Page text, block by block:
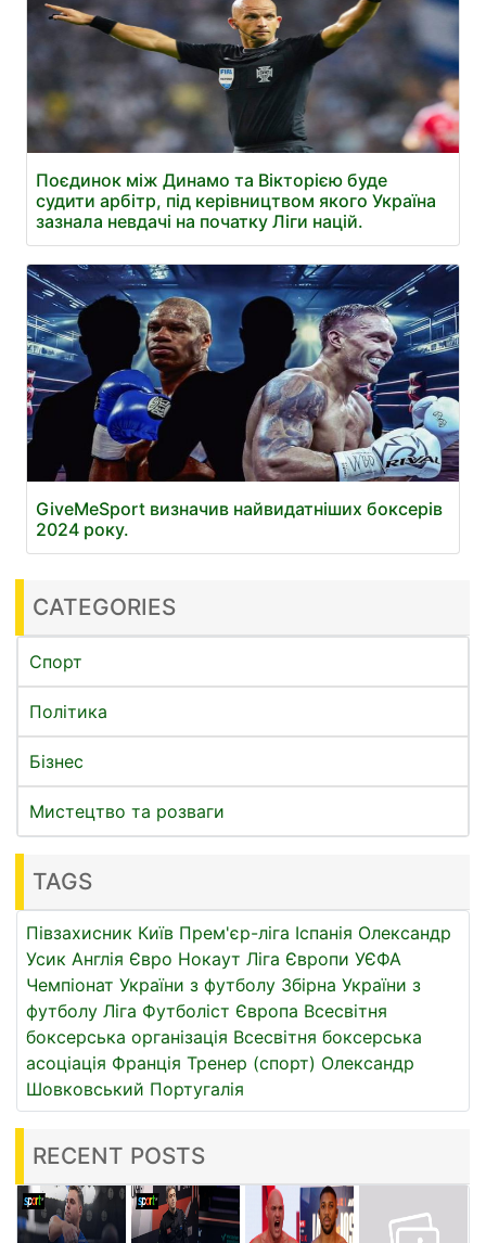
Поєдинок між Динамо та Вікторією буде
судити арбітр, під керівництвом якого Україна
зазнала невдачі на початку Ліги націй.
GiveMeSport визначив найвидатніших боксерів
2024 року.
CATEGORIES
Спорт
Політика
Бізнес
Мистецтво та розваги
TAGS
Півзахисник Київ Прем'єр-ліга Іспанія Олександр
Усик Англія Євро Нокаут Ліга Європи УЄФА
Чемпіонат України з футболу Збірна України з
футболу Ліга Футболіст Європа Всесвітня
боксерська організація Всесвітня боксерська
асоціація Франція Тренер (спорт) Олександр
Шовковський Португалія
RECENT POSTS